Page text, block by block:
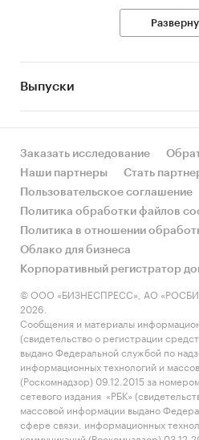
или нескольких разделов.
Игроки
Выпуски
Заказать исследование
Наши партнеры
Стать
Пользовательское соглашение
Политика обработки файлов
Политика в отношении
Облако для бизнеса
Корпоративный регистратор
© ООО «БИЗНЕСПРЕСС», АО
2026.
Сообщения и материалы
(свидетельство о регистрации
выдано Федеральной службой по
информационных технологий и
(Роскомнадзор) 09.12.2015 за
сетевого издания «РБК»
массовой информации выдано
сфере связи, информационных